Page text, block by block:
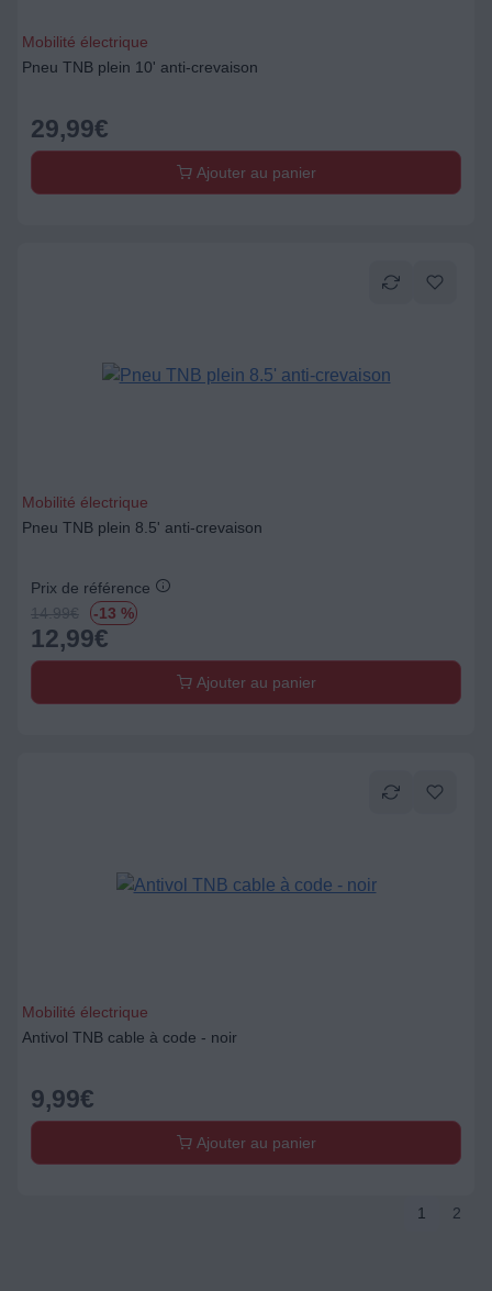
Mobilité électrique
Pneu TNB plein 10' anti-crevaison
29,99€
Ajouter au panier
Mobilité électrique
Pneu TNB plein 8.5' anti-crevaison
Prix de référence
14.99€ -13 %
12,99€
Ajouter au panier
Mobilité électrique
Antivol TNB cable à code - noir
9,99€
Ajouter au panier
1 2